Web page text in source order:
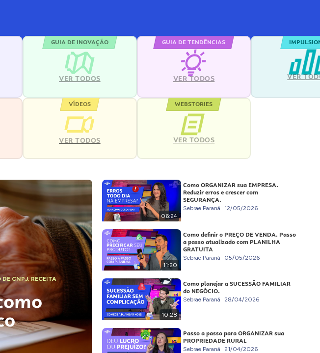
GUIA DE INOVAÇÃO
VER TODOS
GUIA DE TENDÊNCIAS
VER TODOS VER
VÍDEOS
VER TODOS
WEBSTORIES
VER TODOS
DE CNPJ,RECEITA
06:24
Como ORGANIZAR sua EMPRESA.
Reduzir erros e crescer com
SEGURANÇA.
Sebrae Paraná 12/05/2026
11:20
Como definir o PREÇO DE VENDA. Passo
a passo atualizado com PLANILHA
GRATUITA
Sebrae Paraná 05/05/2026
10:28
Como planejar a SUCESSÃO FAMILIAR
do NEGÓCIO.
Sebrae Paraná 28/04/2026
Passo a passo para ORGANIZAR sua
PROPRIEDADE RURAL
Sebrae Paraná 21/04/2026